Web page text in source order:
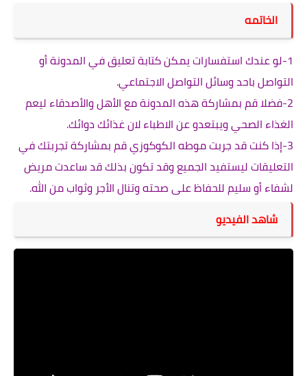
الخاتمه
1-لو عندك استفسارات يمكن كتابة تعليق في المدونة أو
التواصل باحد وسائل التواصل الاجتماعي.
2-فضلا قم بمشاركة هذه المدونة مع الأهل والأصدقاء ليعم
الغذاء الصحي ويبتعدو عن الاطباء لان غذائك دوائك.
3-إذا كنت قد جربت موطه الكوكوزي قم بمشاركة تجربتك في
التعليقات ليستفيد الجميع وقد تكون بذلك قد ساعدت مريض
لشفاء أو سليم للحفاظ على صحته وتنال الأجر وثواب من الله.
شاهد الفيديو